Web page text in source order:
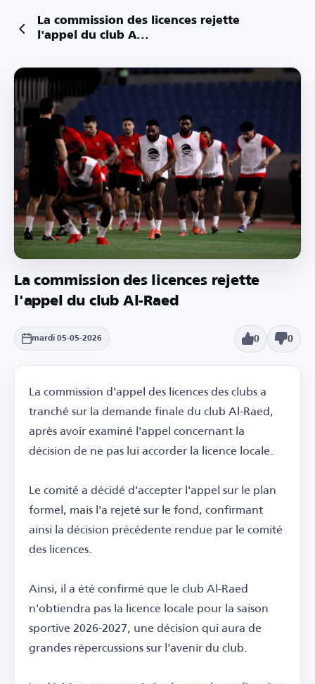
La commission des licences rejette
l'appel du club A...
La commission des licences rejette
l'appel du club Al-Raed
mardi 05-05-2026 0 0
La commission d'appel des licences des clubs a
tranché sur la demande finale du club Al-Raed,
après avoir examiné l'appel concernant la
décision de ne pas lui accorder la licence locale.
Le comité a décidé d'accepter l'appel sur le plan
formel, mais l'a rejeté sur le fond, confirmant
ainsi la décision précédente rendue par le comité
des licences.
Ainsi, il a été confirmé que le club Al-Raed
n'obtiendra pas la licence locale pour la saison
sportive 2026-2027, une décision qui aura de
grandes répercussions sur l'avenir du club.